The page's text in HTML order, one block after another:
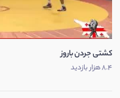
کشتی جردن باروز
8.4 هزار بازدید